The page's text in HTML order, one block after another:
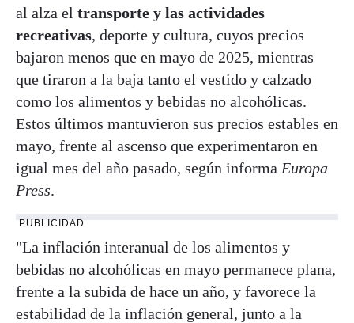
al alza el transporte y las actividades
recreativas, deporte y cultura, cuyos precios
bajaron menos que en mayo de 2025, mientras
que tiraron a la baja tanto el vestido y calzado
como los alimentos y bebidas no alcohólicas.
Estos últimos mantuvieron sus precios estables en
mayo, frente al ascenso que experimentaron en
igual mes del año pasado, según informa Europa
Press.
PUBLICIDAD
"La inflación interanual de los alimentos y
bebidas no alcohólicas en mayo permanece plana,
frente a la subida de hace un año, y favorece la
estabilidad de la inflación general, junto a la